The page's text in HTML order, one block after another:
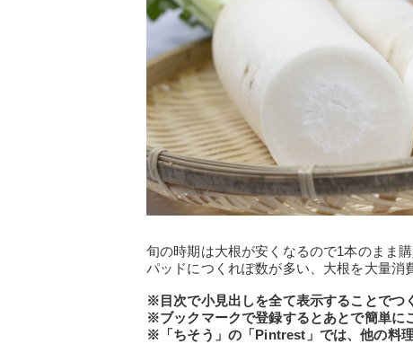
旬の時期は大根が安くなるので1本のまま
パッドにつくれぽ数が多い、大根を大量消
※目次で小見出しを全て表示することでつ
※ブックマークで登録するとあとで簡単に
※「ちそう」の「Pintrest」では、他の料